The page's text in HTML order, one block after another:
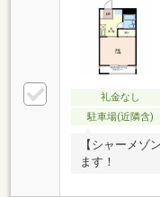
礼金なし
駐車場(近隣含)
【シャーメゾ
ます！